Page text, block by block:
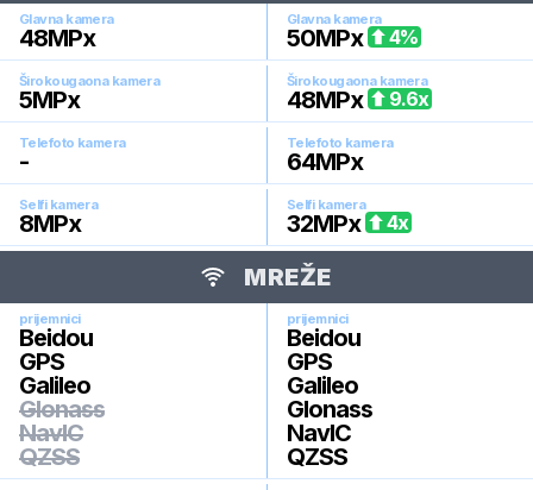
Glavna kamera
48MPx
Glavna kamera
50MPx 4%
Širokougaona kamera
5MPx
Širokougaona kamera
48MPx 9.6x
Telefoto kamera
-
Telefoto kamera
64MPx
Selfi kamera
8MPx
Selfi kamera
32MPx 4x
MREŽE
prijemnici
Beidou
GPS
Galileo
Glonass
NavIC
QZSS
prijemnici
Beidou
GPS
Galileo
Glonass
NavIC
QZSS